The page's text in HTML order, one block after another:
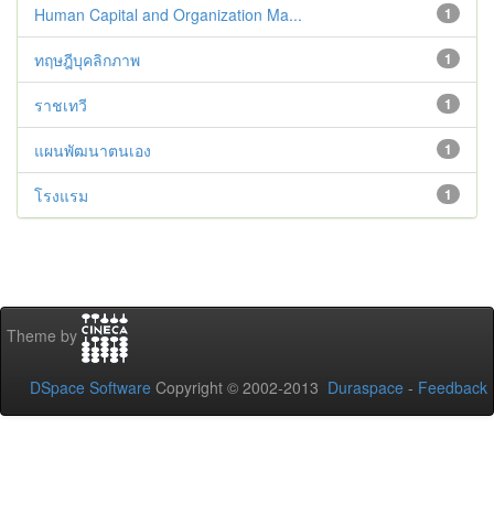
1
Human Capital and Organization Ma...
1
ทฤษฎีบุคลิกภาพ
1
ราชเทวี
1
แผนพัฒนาตนเอง
1
โรงแรม
Theme by
DSpace Software Copyright © 2002-2013 Duraspace - Feedback